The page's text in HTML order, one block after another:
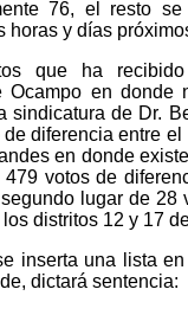
76, el resto
horas y días
que ha
Ocampo en
sindicatura de Dr.
diferencia entre
en donde
votos de
lugar de 28
distritos 12 y 17
inserta una lista
dictará sentencia: